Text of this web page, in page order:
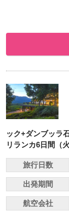
ック+ダンブッラ
リランカ6日間（
旅行日数
出発期間
航空会社